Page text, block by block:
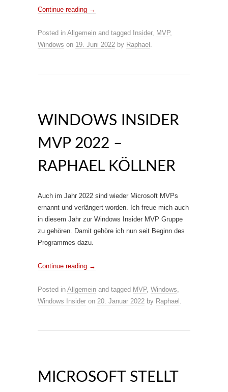
Continue reading →
Posted in Allgemein and tagged Insider, MVP,
Windows on 19. Juni 2022 by Raphael .
WINDOWS INSIDER
MVP 2022 –
RAPHAEL KÖLLNER
Auch im Jahr 2022 sind wieder Microsoft MVPs
ernannt und verlängert worden. Ich freue mich auch
in diesem Jahr zur Windows Insider MVP Gruppe
zu gehören. Damit gehöre ich nun seit Beginn des
Programmes dazu.
Continue reading →
Posted in Allgemein and tagged MVP, Windows,
Windows Insider on 20. Januar 2022 by Raphael .
MICROSOFT STELLT